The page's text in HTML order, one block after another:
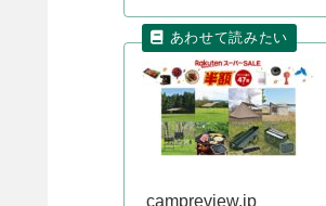
campreview.jp